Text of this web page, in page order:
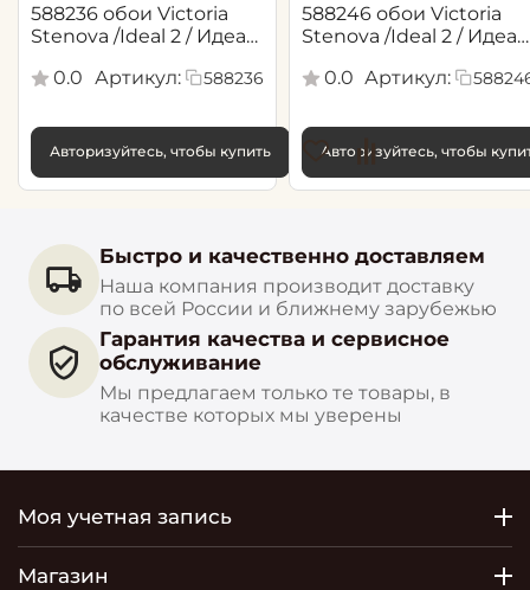
588236 обои Victoria
Stenova /Ideal 2 / Идеал
0.0
Артикул: 588236
Авторизуйтесь, чтобы купить
588246 обои Victoria
Stenova /Ideal 2 / Идеал
0.0 Артикул:
Авторизуйтесь, чтобы
Быстро и качественно доставляем
Наша компания производит доставку
по всей России и ближнему зарубежью
Гарантия качества и сервисное
обслуживание
Мы предлагаем только те товары, в
качестве которых мы уверены
Моя учетная запись
Магазин